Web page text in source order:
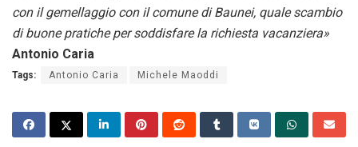
con il gemellaggio con il comune di Baunei, quale scambio
di buone pratiche per soddisfare la richiesta vacanziera»
Antonio Caria
Tags: Antonio Caria Michele Maoddi